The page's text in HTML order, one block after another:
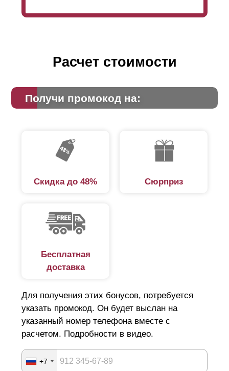
Расчет стоимости
Получи промокод на:
Скидка до 48% Сюрприз
Бесплатная
доставка
Для получения этих бонусов, потребуется
указать промокод. Он будет выслан на
указанный номер телефона вместе с
расчетом. Подробности в видео.
+7